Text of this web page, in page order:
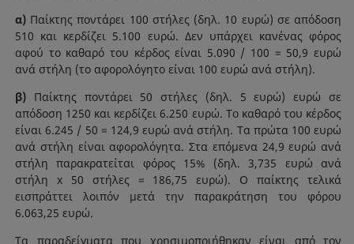
α) Παίκτης ποντάρει 100 στήλες (δηλ. 10 ευρώ) σε απόδοση
510 και κερδίζει 5.100 ευρώ. Δεν υπάρχει κανένας φόρος
αφού το καθαρό του κέρδος είναι 5.090 / 100 = 50,9 ευρώ
ανά στήλη (το αφορολόγητο είναι 100 ευρώ ανά στήλη).
β) Παίκτης ποντάρει 50 στήλες (δηλ. 5 ευρώ) ευρώ σε
απόδοση 1250 και κερδίζει 6.250 ευρώ. Το καθαρό του κέρδος
είναι 6.245 / 50 = 124,9 ευρώ ανά στήλη. Τα πρώτα 100 ευρώ
ανά στήλη είναι αφορολόγητα. Στα επόμενα 24,9 ευρώ ανά
στήλη παρακρατείται φόρος 15% (δηλ. 3,735 ευρώ ανά
στήλη x 50 στήλες = 186,75 ευρώ). Ο παίκτης τελικά
εισπράττει λοιπόν μετά την παρακράτηση του φόρου
6.063,25 ευρώ.
Τα παραδείγματα που χρησιμοποιήθηκαν είναι από τον